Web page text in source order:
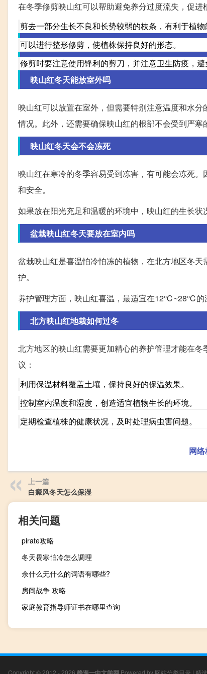
在冬季修剪映山红可以帮助避免养分过度流失，促进
剪去一部分生长不良和长势较弱的枝条，有利于植物
可以进行整形修剪，使植株保持良好的形态。
修剪时要注意使用锋利的剪刀，并注意卫生防疫，避
映山红冬天能放室外吗
映山红可以放置在室外，但需要特别注意温度和水
情况。此外，还需要确保映山红的根部不会受到严寒
映山红冬天会不会冻死
映山红在寒冷的冬季容易受到冻害，有可能会冻死
和安全。
如果放在阳光充足和温暖的环境中，映山红的生长状
盆栽映山红冬天要放在室内吗
盆栽映山红是喜温怕冷怕冻的植物，在北方地区冬
护。
养护管理方面，映山红喜温，最适宜在12℃~28℃的
北方映山红地栽如何过冬
北方地区的映山红需要更加精心的养护管理才能在
议：
利用保温材料覆盖土壤，保持良好的保温效果。
控制室内温度和湿度，创造适宜植物生长的环境。
定期检查植株的健康状况，及时处理病虫害问题。
网络
上一篇
白癜风冬天怎么保湿
相关问题
pirate攻略
冬天畏寒怕冷怎么调理
余什么无什么的词语有哪些?
房间战争 攻略
家庭教育指导师证书在哪里查询
Copyright © 2012 - 2026 Powered by 网站分类目录 | 精